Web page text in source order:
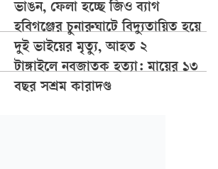
ভাঙন, ফেলা হচ্ছে জিও ব্যাগ
হবিগঞ্জের চুনারুঘাটে বিদ্যুতায়িত হয়ে
দুই ভাইয়ের মৃত্যু, আহত ২
টাঙ্গাইলে নবজাতক হত্যা: মায়ের ১৩
বছর সশ্রম কারাদণ্ড